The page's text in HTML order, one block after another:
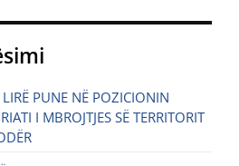
PUNE NË POZICIONIN
I MBROJTJES SË TERRITORIT